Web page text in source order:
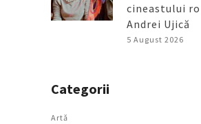
cineastului
Andrei Ujică
5 August 2026
Categorii
Artǎ